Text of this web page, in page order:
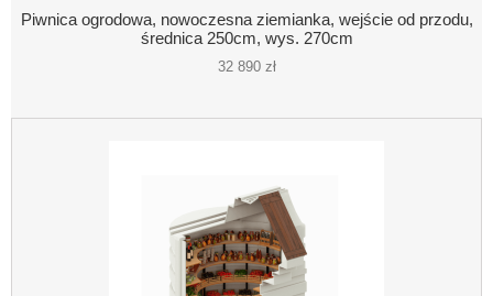
Piwnica ogrodowa, nowoczesna ziemianka, wejście od przodu,
średnica 250cm, wys. 270cm
32 890 zł